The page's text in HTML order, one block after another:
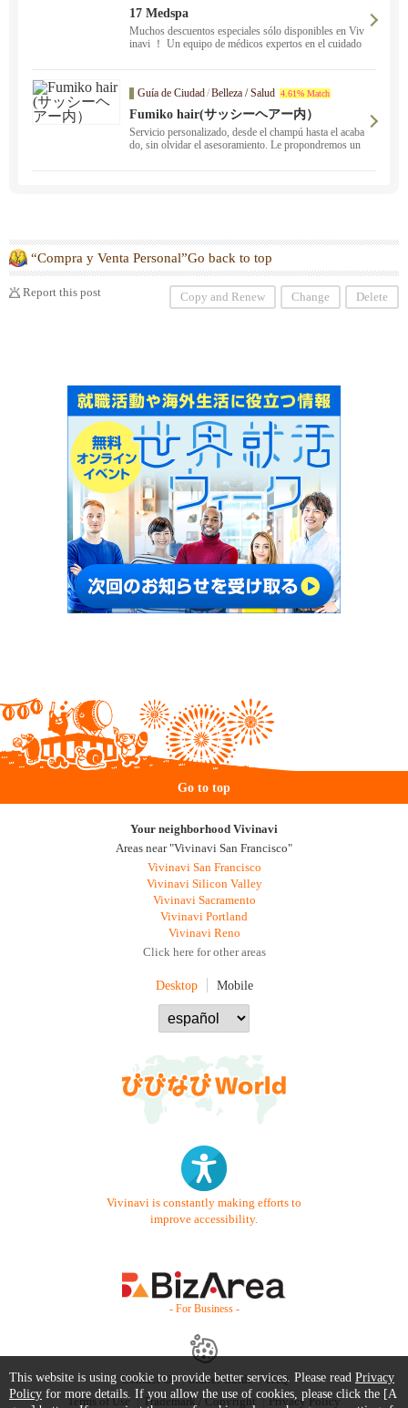
17 Medspa
Muchos descuentos especiales sólo disponibles en Viv
inavi ！ Un equipo de médicos expertos en el cuidado
ar, no dude en ponerse en contacto con nosotros. Cons
ultas gratuitas disponibles ！.
Guía de Ciudad/Belleza / Salud 4.61% Match
Fumiko hair(サッシーヘアー内）
Servicio personalizado, desde el champú hasta el acaba
do, sin olvidar el asesoramiento. Le propondremos un
“Compra y Venta Personal”Go back to top
Report this post Copy and Renew Change Delete
Go to top
Your neighborhood Vivinavi
Areas near "Vivinavi San Francisco"
Vivinavi San Francisco
Vivinavi Silicon Valley
Vivinavi Sacramento
Vivinavi Portland
Vivinavi Reno
Click here for other areas
Desktop Mobile
Vivinavi is constantly making efforts to
improve accessibility.
- For Business -
Contact Us Starter Guide
FAQ
Terms of Use
Trademark / Copyright Privacy Policy
This website is using cookie to provide better services. Please read Privacy
Policy for more details. If you allow the use of cookies, please click the [A